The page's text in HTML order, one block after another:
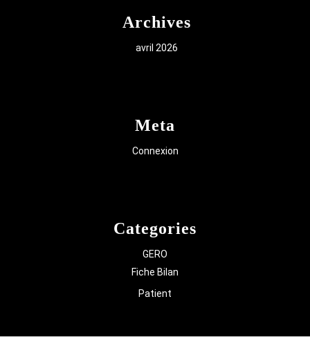
Archives
avril 2026
Meta
Connexion
Categories
GERO
Fiche Bilan
Patient